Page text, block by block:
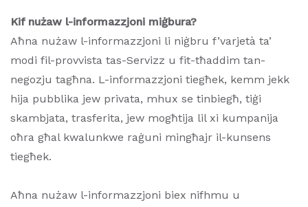
Kif nużaw l-informazzjoni miġbura?
Aħna nużaw l-informazzjoni li niġbru f’varjetà ta’
modi fil-provvista tas-Servizz u fit-tħaddim tan-
negozju tagħna. L-informazzjoni tiegħek, kemm jekk
hija pubblika jew privata, mhux se tinbiegħ, tiġi
skambjata, trasferita, jew mogħtija lil xi kumpanija
oħra għal kwalunkwe raġuni mingħajr il-kunsens
tiegħek.
Aħna nużaw l-informazzjoni biex nifhmu u